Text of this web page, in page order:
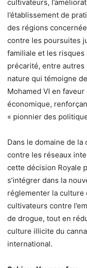
cultivateurs,
l’établissement de
des régions
contre les poursuites
familiale et les risques
précarité, entre autres
nature qui témoigne
Mohamed VI en
économique,
« pionnier des
Dans le domaine de
contre les réseaux
cette décision Royale
s’intégrer dans la
réglementer la culture
cultivateurs contre
de drogue, tout en
culture illicite du
international.